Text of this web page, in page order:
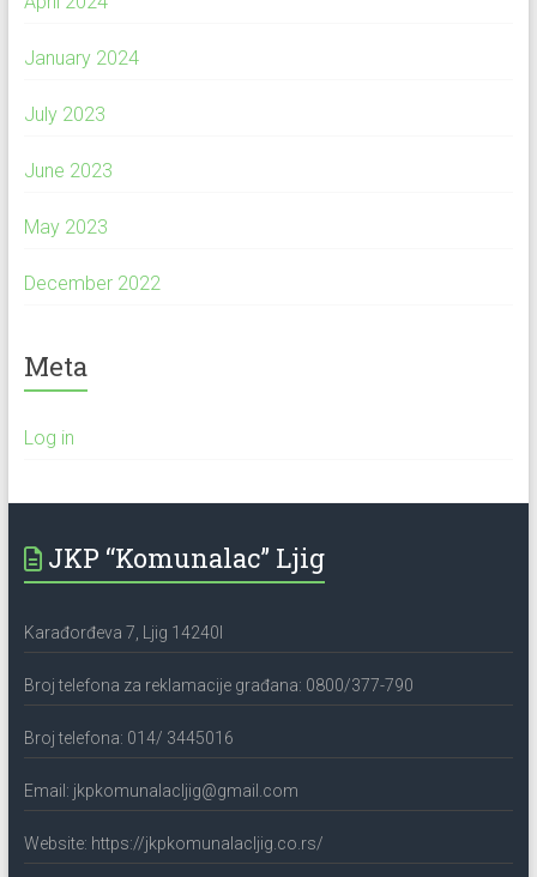
January 2024
July 2023
June 2023
May 2023
December 2022
Meta
Log in
JKP “Komunalac” Ljig
Karađorđeva 7, Ljig 14240l
Broj telefona za reklamacije građana: 0800/377-790
Broj telefona: 014/ 3445016
Email: jkpkomunalacljig@gmail.com
Website: https://jkpkomunalacljig.co.rs/